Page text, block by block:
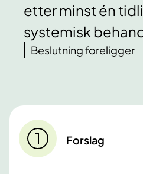
etter minst én
systemisk
Beslutning foreligger
Forslag